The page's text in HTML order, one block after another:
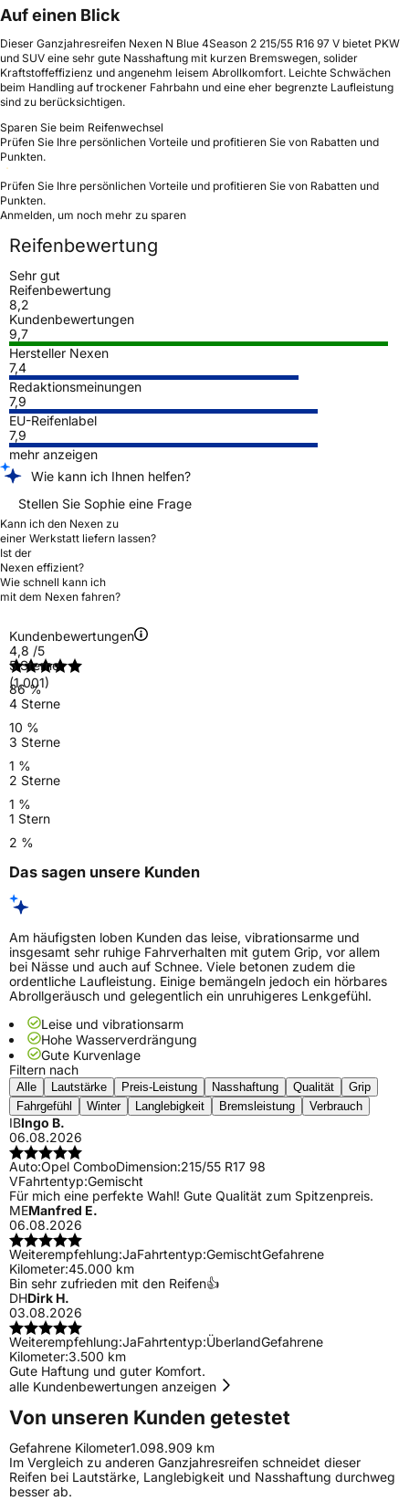
Auf einen Blick
Dieser Ganzjahresreifen Nexen N Blue 4Season 2 215/55 R16 97 V bietet PKW
und SUV eine sehr gute Nasshaftung mit kurzen Bremswegen, solider
Kraftstoffeffizienz und angenehm leisem Abrollkomfort. Leichte Schwächen
beim Handling auf trockener Fahrbahn und eine eher begrenzte Laufleistung
sind zu berücksichtigen.
Sparen Sie beim Reifenwechsel
Prüfen Sie Ihre persönlichen Vorteile und profitieren Sie von Rabatten und
Punkten.
Prüfen Sie Ihre persönlichen Vorteile und profitieren Sie von Rabatten und
Punkten.
Anmelden, um noch mehr zu sparen
Reifenbewertung
Sehr gut
Reifenbewertung
8,2
Kundenbewertungen
9,7
Hersteller Nexen
7,4
Redaktionsmeinungen
7,9
EU-Reifenlabel
7,9
mehr anzeigen
Wie kann ich Ihnen helfen?
Stellen Sie Sophie eine Frage
Kann ich den Nexen zu
einer Werkstatt liefern lassen?
Ist der
Nexen effizient?
Wie schnell kann ich
mit dem Nexen fahren?
Kundenbewertungen
4,8 /5
(1.001)
5 Sterne
86 %
4 Sterne
10 %
3 Sterne
1 %
2 Sterne
1 %
1 Stern
2 %
Das sagen unsere Kunden
Am häufigsten loben Kunden das leise, vibrationsarme und
insgesamt sehr ruhige Fahrverhalten mit gutem Grip, vor allem
bei Nässe und auch auf Schnee. Viele betonen zudem die
ordentliche Laufleistung. Einige bemängeln jedoch ein hörbares
Abrollgeräusch und gelegentlich ein unruhigeres Lenkgefühl.
Leise und vibrationsarm
Hohe Wasserverdrängung
Gute Kurvenlage
Filtern nach
Alle Lautstärke Preis-Leistung Nasshaftung Qualität
Grip
Fahrgefühl
Winter Langlebigkeit Bremsleistung Verbrauch
IBIngo B.
06.08.2026
Auto:Opel ComboDimension:215/55 R17 98
VFahrtentyp:Gemischt
Für mich eine perfekte Wahl! Gute Qualität zum Spitzenpreis.
MEManfred E.
06.08.2026
Weiterempfehlung:JaFahrtentyp:GemischtGefahrene
Kilometer:45.000 km
Bin sehr zufrieden mit den Reifen👍
DHDirk H.
03.08.2026
Weiterempfehlung:JaFahrtentyp:ÜberlandGefahrene
Kilometer:3.500 km
Gute Haftung und guter Komfort.
alle Kundenbewertungen anzeigen
Von unseren Kunden getestet
Gefahrene Kilometer1.098.909 km
Im Vergleich zu anderen Ganzjahresreifen schneidet dieser
Reifen bei Lautstärke, Langlebigkeit und Nasshaftung durchweg
besser ab.